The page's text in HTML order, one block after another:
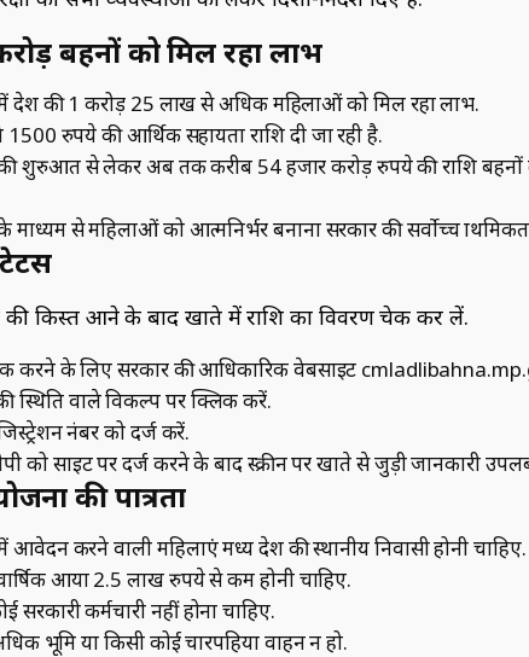
बहनों को मिल रहा लाभ
प्रदेश की 1 करोड़ 25 लाख से अधिक महिलाओं को मिल रहा लाभ.
रुपये की आर्थिक सहायता राशि दी जा रही है.
शुरुआत से लेकर अब तक करीब 54 हजार करोड़ रुपये की राशि बहनों
से महिलाओं को आत्मनिर्भर बनाना सरकार की सर्वोच्‍च
की किस्‍त आने के बाद खाते में राशि का विवरण चेक कर लें.
करने के लिए सरकार की आधिकारिक वेबसाइट
वाले विकल्‍प पर क्लिक करें.
नंबर को दर्ज करें.
को साइट पर दर्ज करने के बाद स्‍क्रीन पर खाते से जुड़ी जानकारी
की पात्रता
करने वाली महिलाएं मध्‍य प्रदेश की स्‍थानीय निवासी होनी चाहिए.
आया 2.5 लाख रुपये से कम होनी चाहिए.
सरकारी कर्मचारी नहीं होना चाहिए.
भूमि या किसी कोई चारपहिया वाहन न हो.